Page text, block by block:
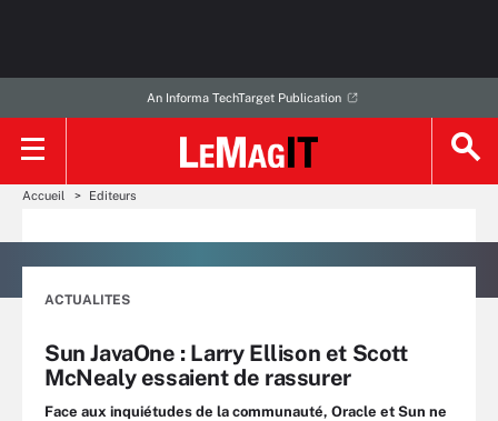
An Informa TechTarget Publication
Accueil Editeurs
ACTUALITES
Sun JavaOne : Larry Ellison et Scott
McNealy essaient de rassurer
Face aux inquiétudes de la communauté, Oracle et Sun ne